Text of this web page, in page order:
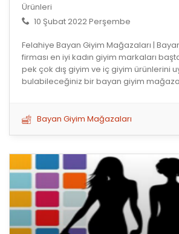
Ürünleri
10 Şubat 2022 Perşembe
Felahiye Bayan Giyim Mağazaları |
firması en iyi kadın giyim markaları
pek çok dış giyim ve iç giyim ürünlerini
bulabileceğiniz bir bayan giyim
Bayan Giyim Mağazaları